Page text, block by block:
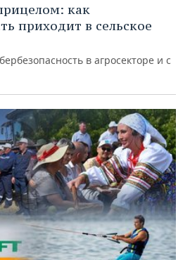
как
приходит в сельское
в агросекторе и с